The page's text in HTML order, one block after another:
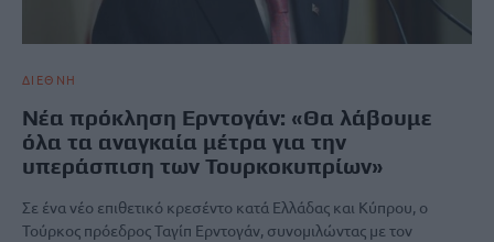
ΔΙΕΘΝΗ
Νέα πρόκληση Ερντογάν: «Θα λάβουμε
όλα τα αναγκαία μέτρα για την
υπεράσπιση των Τουρκοκυπρίων»
Σε ένα νέο επιθετικό κρεσέντο κατά Ελλάδας και Κύπρου, ο
Τούρκος πρόεδρος Ταγίπ Ερντογάν, συνομιλώντας με τον